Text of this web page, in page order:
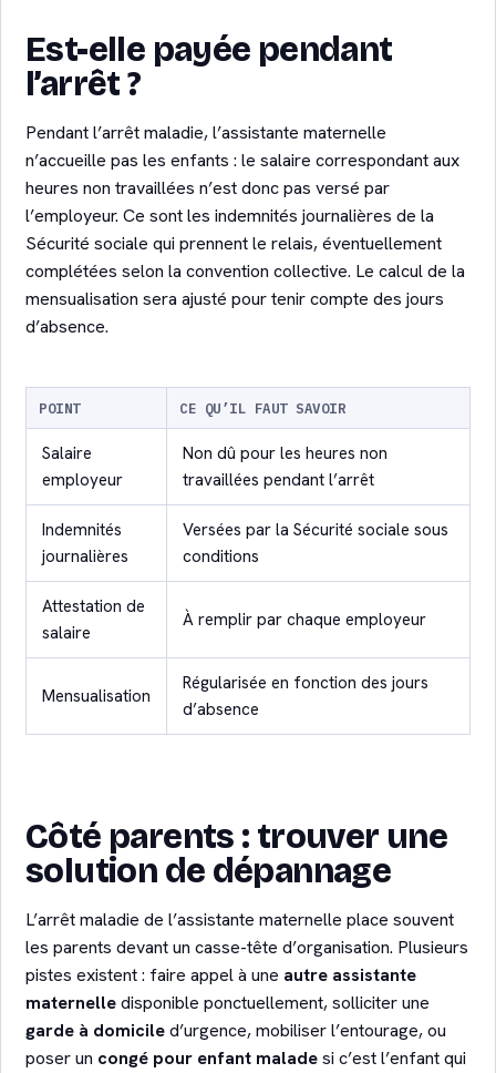
Est-elle payée pendant
l’arrêt ?
Pendant l’arrêt maladie, l’assistante maternelle
n’accueille pas les enfants : le salaire correspondant aux
heures non travaillées n’est donc pas versé par
l’employeur. Ce sont les indemnités journalières de la
Sécurité sociale qui prennent le relais, éventuellement
complétées selon la convention collective. Le calcul de la
mensualisation sera ajusté pour tenir compte des jours
d’absence.
POINT CE QU’IL FAUT SAVOIR
Salaire
employeur
Non dû pour les heures non
travaillées pendant l’arrêt
Indemnités
journalières
Versées par la Sécurité sociale sous
conditions
Attestation de
salaire
À remplir par chaque employeur
Mensualisation
Régularisée en fonction des jours
d’absence
Côté parents : trouver une
solution de dépannage
L’arrêt maladie de l’assistante maternelle place souvent
les parents devant un casse-tête d’organisation. Plusieurs
pistes existent : faire appel à une autre assistante
maternelledisponible ponctuellement, solliciter une
garde à domiciled’urgence, mobiliser l’entourage, ou
poser un congé pour enfant maladesi c’est l’enfant qui